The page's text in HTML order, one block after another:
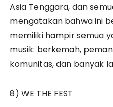
Asia Tenggara, dan
mengatakan bahwa ini
memiliki hampir semua
musik: berkemah,
komunitas, dan banyak
8) WE THE FEST